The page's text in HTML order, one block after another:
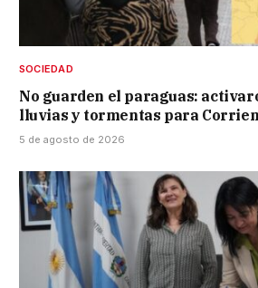
SOCIEDAD
No guarden el paraguas:
lluvias y tormentas para
5 de agosto de 2026